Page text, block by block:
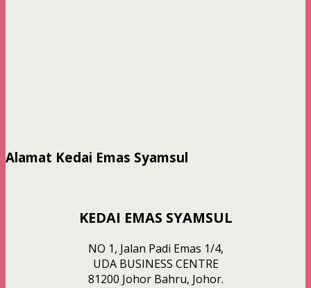
Alamat Kedai Emas Syamsul
KEDAI EMAS SYAMSUL
NO 1, Jalan Padi Emas 1/4,
UDA BUSINESS CENTRE
81200 Johor Bahru, Johor.